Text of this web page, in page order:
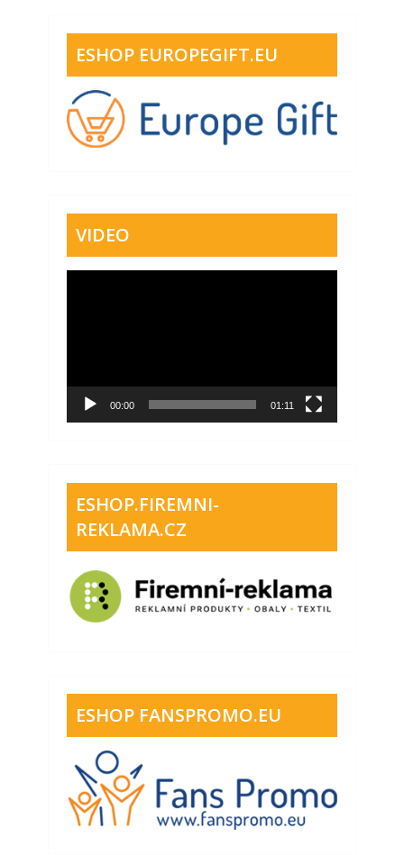
ESHOP EUROPEGIFT.EU
VIDEO
00:00 01:11
ESHOP.FIREMNI-
REKLAMA.CZ
ESHOP FANSPROMO.EU